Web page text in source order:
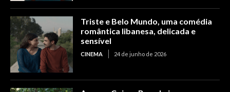
Triste e Belo Mundo, uma comédia
romântica libanesa, delicada e
sensível
CINEMA 24 de junho de 2026